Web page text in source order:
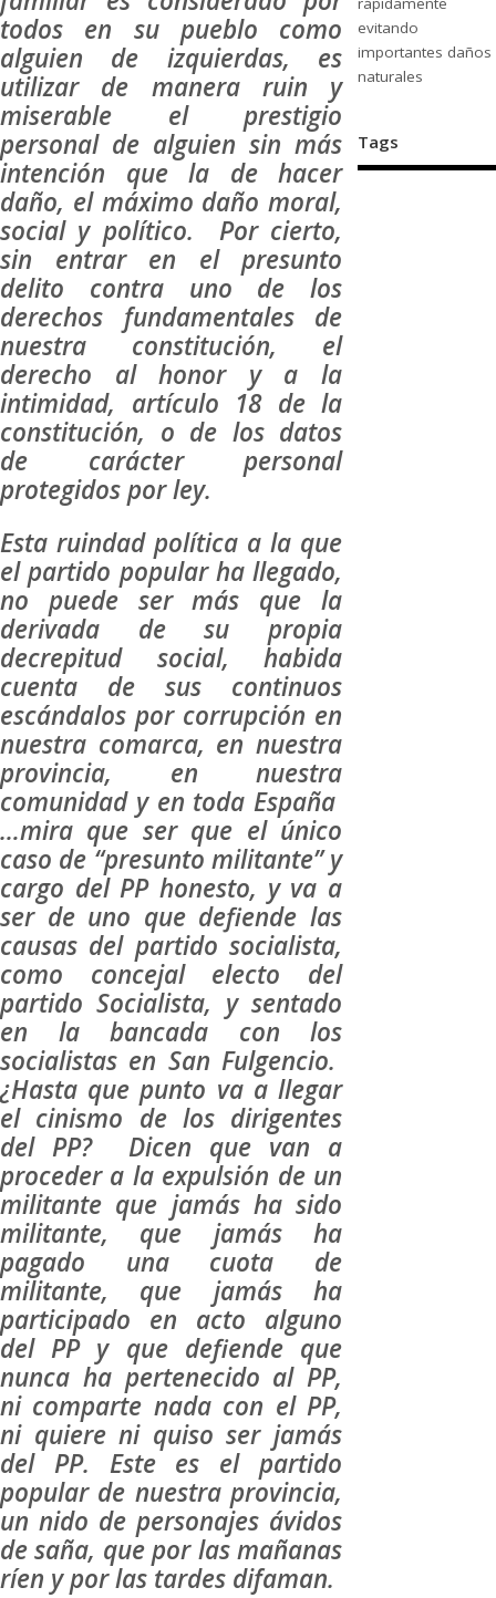
todos en su pueblo como
alguien de izquierdas, es
utilizar de manera ruin y
miserable el prestigio
personal de alguien sin más
intención que la de hacer
daño, el máximo daño moral,
social y político. Por cierto,
sin entrar en el presunto
delito contra uno de los
derechos fundamentales de
nuestra constitución, el
derecho al honor y a la
intimidad, artículo 18 de la
constitución, o de los datos
de carácter personal
protegidos por ley.
Esta ruindad política a la que
el partido popular ha llegado,
no puede ser más que la
derivada de su propia
decrepitud social, habida
cuenta de sus continuos
escándalos por corrupción en
nuestra comarca, en nuestra
provincia, en nuestra
comunidad y en toda España
…mira que ser que el único
caso de “presunto militante” y
cargo del PP honesto, y va a
ser de uno que defiende las
causas del partido socialista,
como concejal electo del
partido Socialista, y sentado
en la bancada con los
socialistas en San Fulgencio.
¿Hasta que punto va a llegar
el cinismo de los dirigentes
del PP? Dicen que van a
proceder a la expulsión de un
militante que jamás ha sido
militante, que jamás ha
pagado una cuota de
militante, que jamás ha
participado en acto alguno
del PP y que defiende que
nunca ha pertenecido al PP,
ni comparte nada con el PP,
ni quiere ni quiso ser jamás
del PP. Este es el partido
popular de nuestra provincia,
un nido de personajes ávidos
de saña, que por las mañanas
ríen y por las tardes difaman.
evitando
importantes daños
naturales
Tags